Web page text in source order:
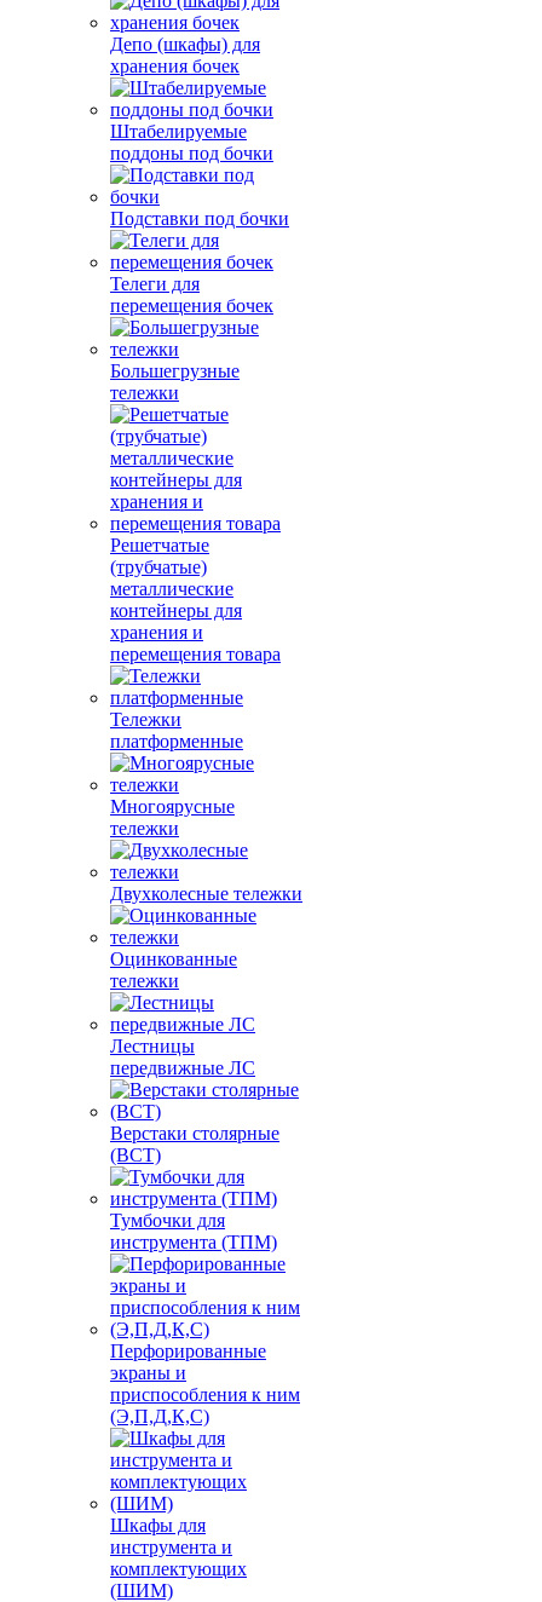
Депо (шкафы) для
хранения бочек
Штабелируемые
поддоны под бочки
Подставки под бочки
Телеги для
перемещения бочек
Большегрузные
тележки
Решетчатые
(трубчатые)
металлические
контейнеры для
хранения и
перемещения товара
Тележки
платформенные
Многоярусные
тележки
Двухколесные тележки
Оцинкованные
тележки
Лестницы
передвижные ЛС
Верстаки столярные
(ВСТ)
Тумбочки для
инструмента (ТПМ)
Перфорированные
экраны и
приспособления к ним
(Э,П,Д,К,С)
Шкафы для
инструмента и
комплектующих
(ШИМ)